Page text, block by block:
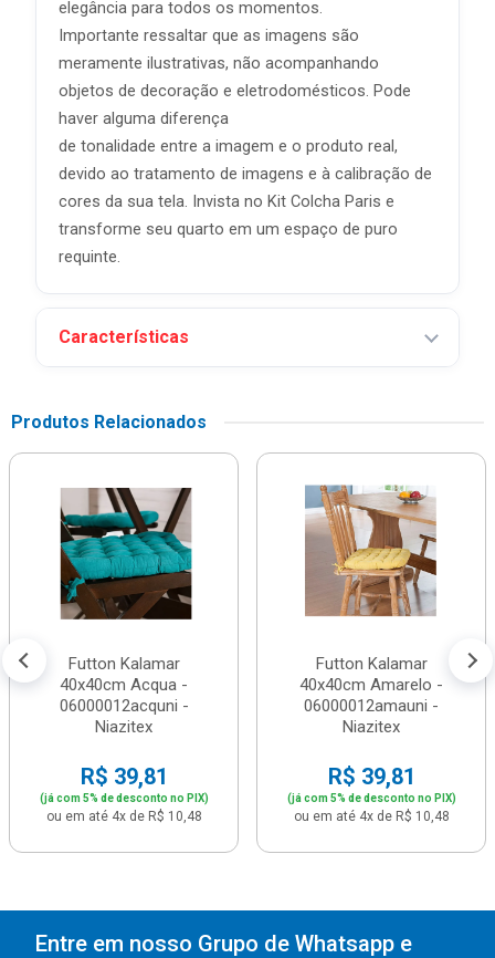
elegância para todos os momentos.
Importante ressaltar que as imagens são
meramente ilustrativas, não acompanhando
objetos de decoração e eletrodomésticos. Pode
haver alguma diferença
de tonalidade entre a imagem e o produto real,
devido ao tratamento de imagens e à calibração de
cores da sua tela. Invista no Kit Colcha Paris e
transforme seu quarto em um espaço de puro
requinte.
Características
Produtos Relacionados
Futton Kalamar
40x40cm Acqua -
06000012acquni -
Niazitex
R$ 39,81
(já com 5% de desconto no PIX)
ou em até 4x de R$ 10,48
Futton Kalamar
40x40cm Amarelo -
06000012amauni -
Niazitex
R$ 39,81
(já com 5% de desconto no PIX)
ou em até 4x de R$ 10,48
Entre em nosso Grupo de Whatsapp e